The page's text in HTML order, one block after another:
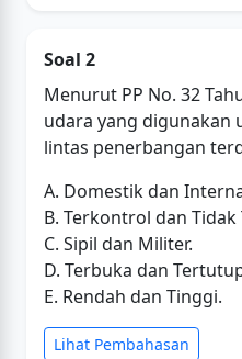
Soal 2
Menurut PP No. 32
udara yang digunakan
lintas penerbangan
A. Domestik dan
B. Terkontrol dan
C. Sipil dan Militer.
D. Terbuka dan
E. Rendah dan Tinggi.
Lihat Pembahasan